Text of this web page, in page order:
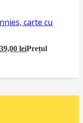
carte cu
39,00leiPrețul